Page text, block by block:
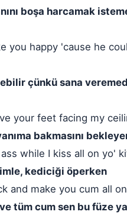
boşa harcamak
you happy 'cause he
çünkü sana
your feet facing my
bakmasını
while I kiss all on yo'
kediciği öperken
and make you cum all
tüm cum sen bu füze